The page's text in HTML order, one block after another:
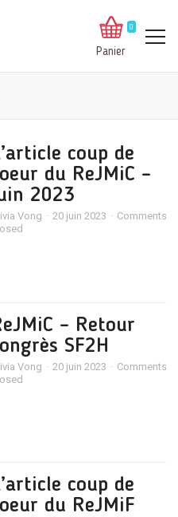
0
Panier
coup de
du ReJMiC –
2023
Vong 20 juin 2023
Comments
– Retour
SF2H
Vong 20 juin 2023
Comments
coup de
du ReJMiF